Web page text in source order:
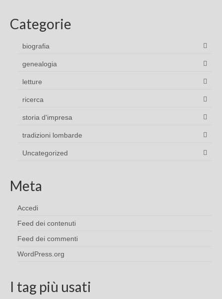
Categorie
biografia
genealogia
letture
ricerca
storia d'impresa
tradizioni lombarde
Uncategorized
Meta
Accedi
Feed dei contenuti
Feed dei commenti
WordPress.org
I tag più usati